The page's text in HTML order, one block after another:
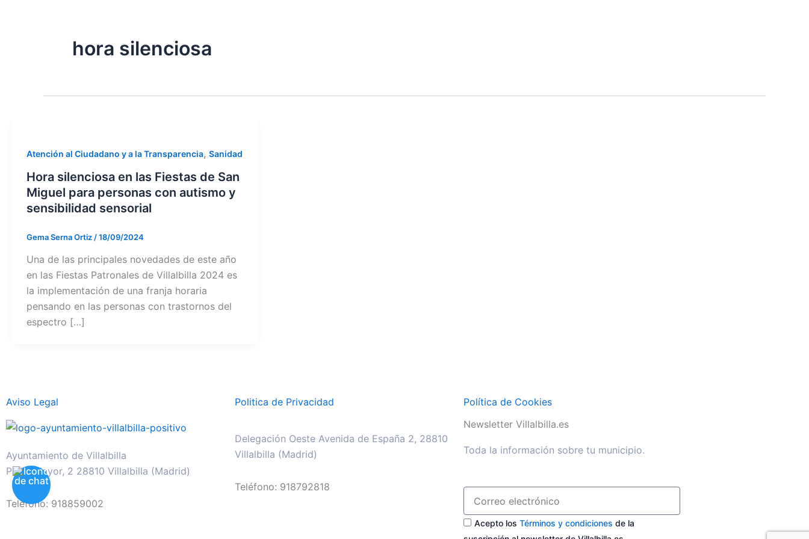
hora silenciosa
Atención al Ciudadano y a la Transparencia, Sanidad
Hora silenciosa en las Fiestas de San
Miguel para personas con autismo y
sensibilidad sensorial
Gema Serna Ortiz /18/09/2024
Una de las principales novedades de este año
en las Fiestas Patronales de Villalbilla 2024 es
la implementación de una franja horaria
pensando en las personas con trastornos del
espectro […]
Aviso Legal Politica de Privacidad Política de Cookies
Ayuntamiento de Villalbilla
Plaza Mayor, 2 28810 Villalbilla (Madrid)
Teléfono: 918859002
Delegación Oeste Avenida de España 2, 28810
Villalbilla (Madrid)
Teléfono: 918792818
Newsletter Villalbilla.es
Toda la información sobre tu municipio.
Acepto los Términos y condiciones de la